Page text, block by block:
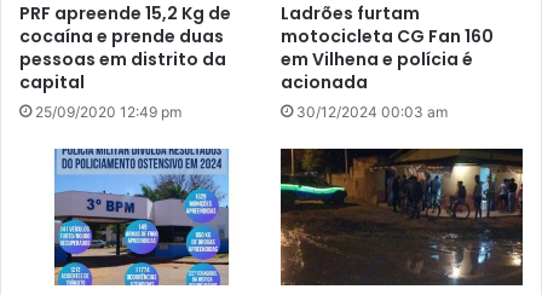
PRF apreende 15,2 Kg de
cocaína e prende duas
pessoas em distrito da
capital
25/09/2020 12:49 pm
Ladrões furtam
motocicleta CG Fan 160
em Vilhena e polícia é
acionada
30/12/2024 00:03 am